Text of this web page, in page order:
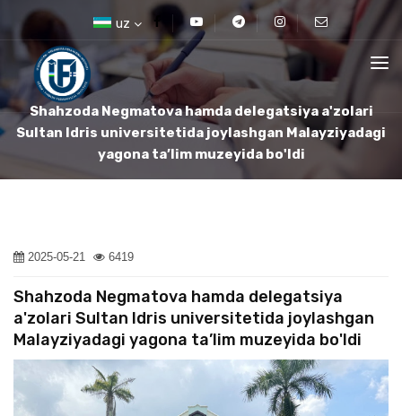
uz
Shahzoda Negmatova hamda delegatsiya a'zolari
Sultan Idris universitetida joylashgan Malayziyadagi
yagona ta’lim muzeyida bo'ldi
2025-05-21 6419
Shahzoda Negmatova hamda delegatsiya
a'zolari Sultan Idris universitetida joylashgan
Malayziyadagi yagona ta’lim muzeyida bo'ldi